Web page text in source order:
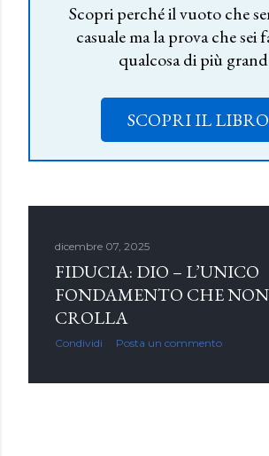
Scopri perché il vuoto che
casuale ma la prova che sei
qualcosa di più
SCOPRI IL LIBRO
dicembre 07, 2025
FIDUCIA: DIO – L’UNICO
FONDAMENTO CHE NON
CROLLA
Condividi Posta un commento